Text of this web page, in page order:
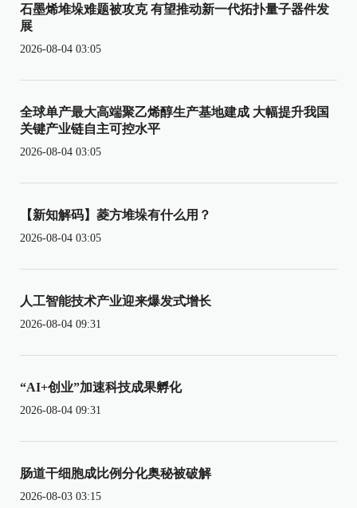
石墨烯堆垛难题被攻克 有望推动新一代拓扑量子器件发
展
2026-08-04 03:05
全球单产最大高端聚乙烯醇生产基地建成 大幅提升我国
关键产业链自主可控水平
2026-08-04 03:05
【新知解码】菱方堆垛有什么用？
2026-08-04 03:05
人工智能技术产业迎来爆发式增长
2026-08-04 09:31
“AI+创业”加速科技成果孵化
2026-08-04 09:31
肠道干细胞成比例分化奥秘被破解
2026-08-03 03:15